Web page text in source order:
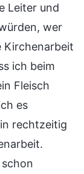
Leiter und
wer
Kirchenarbeit
ich beim
Fleisch
es
rechtzeitig